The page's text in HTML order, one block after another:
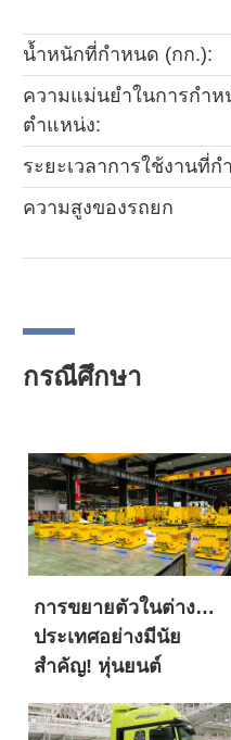
น้ำหนักที่กำหนด (กก.):
ความแม่นยำในการกำห
ตำแหน่ง:
ระยะเวลาการใช้งานที่ก
ความสูงของรถยก
กรณีศึกษา
การขยายตัวในต่าง
ประเทศอย่างมีนัย
สำคัญ! หุ่นยนต์
สู่ตลาดพลังงานใหม่ใน